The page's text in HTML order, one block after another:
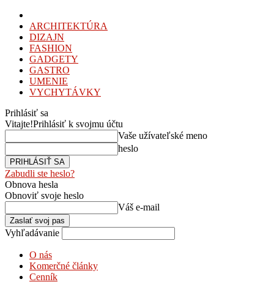
ARCHITEKTÚRA
DIZAJN
FASHION
GADGETY
GASTRO
UMENIE
VYCHYTÁVKY
Prihlásiť sa
Vitajte!Prihlásiť k svojmu účtu
Vaše užívateľské meno
heslo
Zabudli ste heslo?
Obnova hesla
Obnoviť svoje heslo
Váš e-mail
Vyhľadávanie
O nás
Komerčné články
Cenník